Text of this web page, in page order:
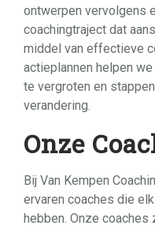
ontwerpen vervolgens
coachingtraject dat
middel van effectieve
actieplannen helpen
te vergroten en
verandering.
Onze
Bij Van Kempen
ervaren coaches die
hebben. Onze coaches